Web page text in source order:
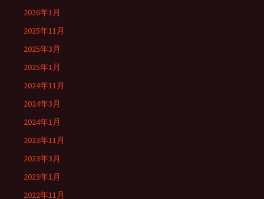
2026年1月
2025年11月
2025年3月
2025年1月
2024年11月
2024年3月
2024年1月
2023年11月
2023年3月
2023年1月
2022年11月